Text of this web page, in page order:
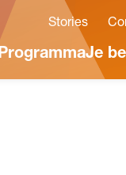
Stories
Je